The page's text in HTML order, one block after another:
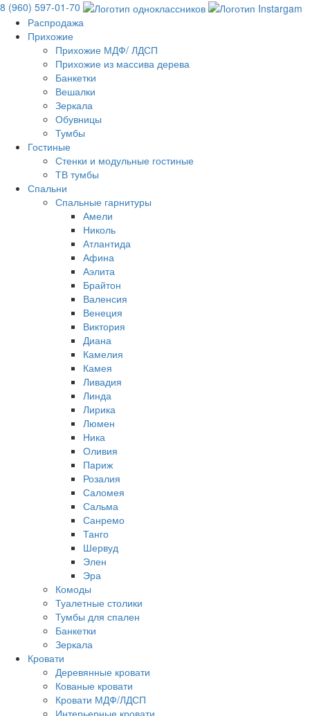
8 (960) 597-01-70
Распродажа
Прихожие
Прихожие МДФ/ ЛДСП
Прихожие из массива дерева
Банкетки
Вешалки
Зеркала
Обувницы
Тумбы
Гостиные
Стенки и модульные гостиные
ТВ тумбы
Спальни
Спальные гарнитуры
Амели
Николь
Атлантида
Афина
Аэлита
Брайтон
Валенсия
Венеция
Виктория
Диана
Камелия
Камея
Ливадия
Линда
Лирика
Люмен
Ника
Оливия
Париж
Розалия
Саломея
Сальма
Санремо
Танго
Шервуд
Элен
Эра
Комоды
Туалетные столики
Тумбы для спален
Банкетки
Зеркала
Кровати
Деревянные кровати
Кованые кровати
Кровати МДФ/ЛДСП